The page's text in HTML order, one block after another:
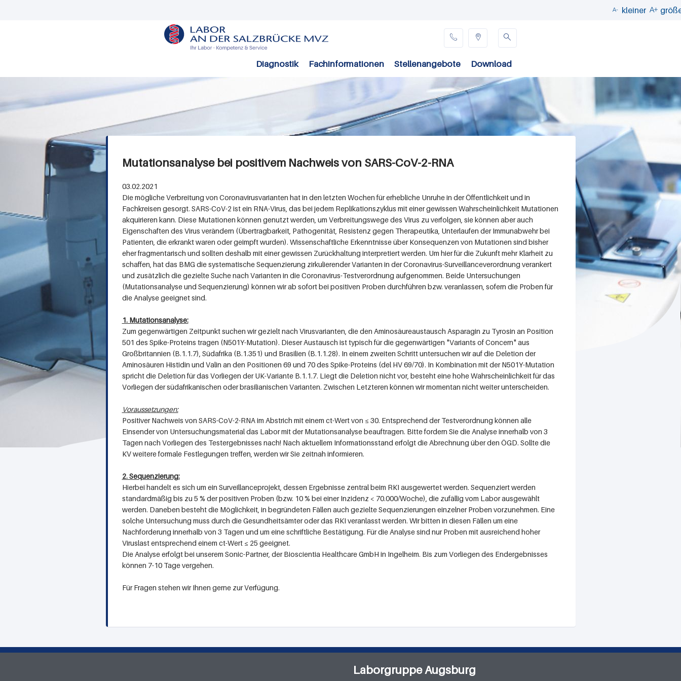
Inhalt
 kleiner 

e
u
R
t
c
h
e
n
h
a
s
e
n
S
i
t
e
Diagnostik Fachinformationen Stellenangebote Download
 
Mutationsanalyse bei positivem Nachweis von SARS-CoV-2-RNA
03.02.2021
Die mögliche Verbreitung von Coronavirusvarianten hat in den letzten Wochen für erhebliche Unruhe in der Öffentlichkeit und in
Fachkreisen gesorgt. SARS-CoV-2 ist ein RNA-Virus, das bei jedem Replikationszyklus mit einer gewissen Wahrscheinlichkeit Mutationen
akquirieren kann. Diese Mutationen können genutzt werden, um Verbreitungswege des Virus zu verfolgen, sie können aber auch
Eigenschaften des Virus verändern (Übertragbarkeit, Pathogenität, Resistenz gegen Therapeutika, Unterlaufen der Immunabwehr bei
Patienten, die erkrankt waren oder geimpft wurden). Wissenschaftliche Erkenntnisse über Konsequenzen von Mutationen sind bisher
eher fragmentarisch und sollten deshalb mit einer gewissen Zurückhaltung interpretiert werden. Um hier für die Zukunft mehr Klarheit zu
schaffen, hat das BMG die systematische Sequenzierung zirkulierender Varianten in der Coronavirus-Surveillanceverordnung verankert
und zusätzlich die gezielte Suche nach Varianten in die Coronavirus-Testverordnung aufgenommen. Beide Untersuchungen
(Mutationsanalyse und Sequenzierung) können wir ab sofort bei positiven Proben durchführen bzw. veranlassen, sofern die Proben für
die Analyse geeignet sind.
1. Mutationsanalyse:
Zum gegenwärtigen Zeitpunkt suchen wir gezielt nach Virusvarianten, die den Aminosäureaustausch Asparagin zu Tyrosin an Position
501 des Spike-Proteins tragen (N501Y-Mutation). Dieser Austausch ist typisch für die gegenwärtigen "Variants of Concern" aus
Großbritannien (B.1.1.7), Südafrika (B.1.351) und Brasilien (B.1.1.28). In einem zweiten Schritt untersuchen wir auf die Deletion der
Aminosäuren Histidin und Valin an den Positionen 69 und 70 des Spike-Proteins (del HV 69/70). In Kombination mit der N501Y-Mutation
spricht die Deletion für das Vorliegen der UK-Variante B.1.1.7. Liegt die Deletion nicht vor, besteht eine hohe Wahrscheinlichkeit für das
Vorliegen der südafrikanischen oder brasilianischen Varianten. Zwischen Letzteren können wir momentan nicht weiter unterscheiden.
Voraussetzungen:
Positiver Nachweis von SARS-CoV-2-RNA im Abstrich mit einem ct-Wert von ≤ 30. Entsprechend der Testverordnung können alle
Einsender von Untersuchungsmaterial das Labor mit der Mutationsanalyse beauftragen. Bitte fordern Sie die Analyse innerhalb von 3
Tagen nach Vorliegen des Testergebnisses nach! Nach aktuellem Informationsstand erfolgt die Abrechnung über den ÖGD. Sollte die
KV weitere formale Festlegungen treffen, werden wir Sie zeitnah informieren.
2. Sequenzierung:
Hierbei handelt es sich um ein Surveillanceprojekt, dessen Ergebnisse zentral beim RKI ausgewertet werden. Sequenziert werden
standardmäßig bis zu 5 % der positiven Proben (bzw. 10 % bei einer Inzidenz < 70.000/Woche), die zufällig vom Labor ausgewählt
werden. Daneben besteht die Möglichkeit, in begründeten Fällen auch gezielte Sequenzierungen einzelner Proben vorzunehmen. Eine
solche Untersuchung muss durch die Gesundheitsämter oder das RKI veranlasst werden. Wir bitten in diesen Fällen um eine
Nachforderung innerhalb von 3 Tagen und um eine schriftliche Bestätigung. Für die Analyse sind nur Proben mit ausreichend hoher
Viruslast entsprechend einem ct-Wert ≤ 25 geeignet.
Die Analyse erfolgt bei unserem Sonic-Partner, der Bioscientia Healthcare GmbH in Ingelheim. Bis zum Vorliegen des Endergebnisses
können 7-10 Tage vergehen.
Für Fragen stehen wir Ihnen gerne zur Verfügung.
Laborgruppe Augsburg